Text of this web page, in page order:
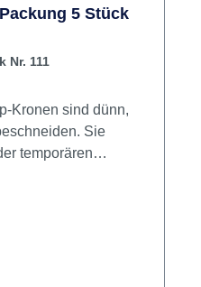
5 Stück
Nr. 111
Kronen sind dünn,
Sie
temporären
Zähne, dem Schutze
Aufsetzen erfolgt